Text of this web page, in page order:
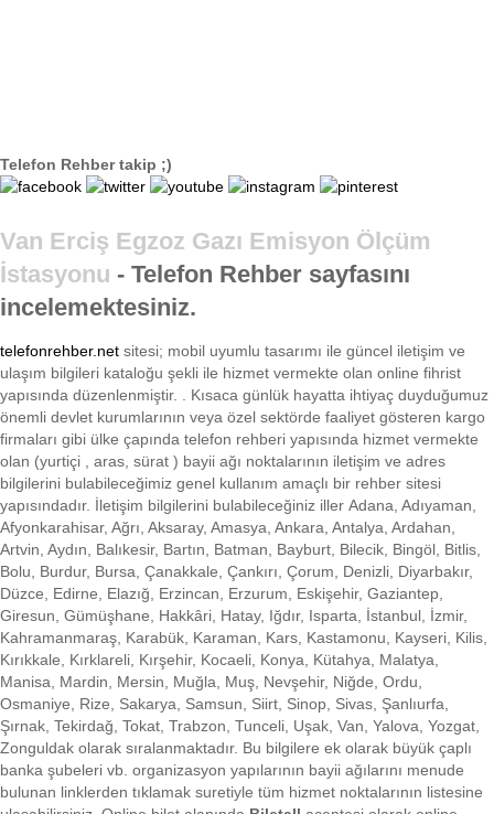
Telefon Rehber takip ;)
Van Erciş Egzoz Gazı Emisyon Ölçüm
İstasyonu - Telefon Rehber sayfasını
incelemektesiniz.
telefonrehber.net sitesi; mobil uyumlu tasarımı ile güncel iletişim ve
ulaşım bilgileri kataloğu şekli ile hizmet vermekte olan online fihrist
yapısında düzenlenmiştir. . Kısaca günlük hayatta ihtiyaç duyduğumuz
önemli devlet kurumlarının veya özel sektörde faaliyet gösteren kargo
firmaları gibi ülke çapında telefon rehberi yapısında hizmet vermekte
olan (yurtiçi , aras, sürat ) bayii ağı noktalarının iletişim ve adres
bilgilerini bulabileceğimiz genel kullanım amaçlı bir rehber sitesi
yapısındadır. İletişim bilgilerini bulabileceğiniz iller Adana, Adıyaman,
Afyonkarahisar, Ağrı, Aksaray, Amasya, Ankara, Antalya, Ardahan,
Artvin, Aydın, Balıkesir, Bartın, Batman, Bayburt, Bilecik, Bingöl, Bitlis,
Bolu, Burdur, Bursa, Çanakkale, Çankırı, Çorum, Denizli, Diyarbakır,
Düzce, Edirne, Elazığ, Erzincan, Erzurum, Eskişehir, Gaziantep,
Giresun, Gümüşhane, Hakkâri, Hatay, Iğdır, Isparta, İstanbul, İzmir,
Kahramanmaraş, Karabük, Karaman, Kars, Kastamonu, Kayseri, Kilis,
Kırıkkale, Kırklareli, Kırşehir, Kocaeli, Konya, Kütahya, Malatya,
Manisa, Mardin, Mersin, Muğla, Muş, Nevşehir, Niğde, Ordu,
Osmaniye, Rize, Sakarya, Samsun, Siirt, Sinop, Sivas, Şanlıurfa,
Şırnak, Tekirdağ, Tokat, Trabzon, Tunceli, Uşak, Van, Yalova, Yozgat,
Zonguldak olarak sıralanmaktadır. Bu bilgilere ek olarak büyük çaplı
banka şubeleri vb. organizasyon yapılarının bayii ağılarını menude
bulunan linklerden tıklamak suretiyle tüm hizmet noktalarının listesine